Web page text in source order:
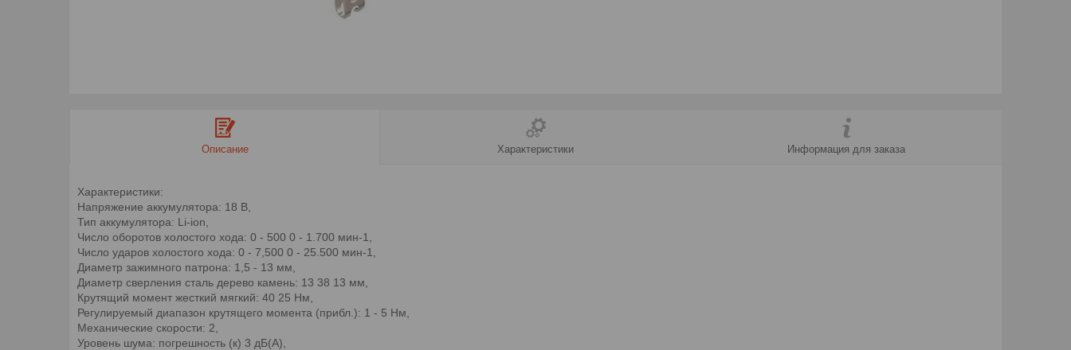
Описание Характеристики Информация для заказа
Характеристики:
Напряжение аккумулятора: 18 В,
Тип аккумулятора: Li-ion,
Число оборотов холостого хода: 0 - 500 0 - 1.700 мин-1,
Число ударов холостого хода: 0 - 7,500 0 - 25.500 мин-1,
Диаметр зажимного патрона: 1,5 - 13 мм,
Диаметр сверления сталь дерево камень: 13 38 13 мм,
Крутящий момент жесткий мягкий: 40 25 Нм,
Регулируемый диапазон крутящего момента (прибл.): 1 - 5 Нм,
Механические скорости: 2,
Уровень шума: погрешность (к) 3 дБ(А),